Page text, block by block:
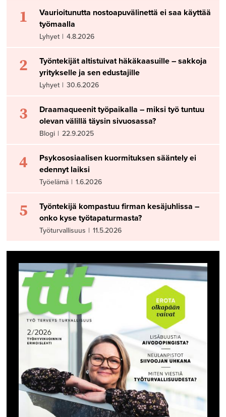
1
Vaurioitunutta nostoapuvälinettä ei saa käyttää
työmaalla
Lyhyet | 4.8.2026
2
Työntekijät altistuivat häkäkaasuille – sakkoja
yritykselle ja sen edustajille
Lyhyet | 30.6.2026
3
Draamaqueenit työpaikalla – miksi työ tuntuu
olevan välillä täysin sivuosassa?
Blogi | 22.9.2025
4
Psykososiaalisen kuormituksen sääntely ei
edennyt laiksi
Työelämä | 1.6.2026
5
Työntekijä kompastuu firman kesäjuhlissa –
onko kyse työtapaturmasta?
Työturvallisuus | 11.5.2026